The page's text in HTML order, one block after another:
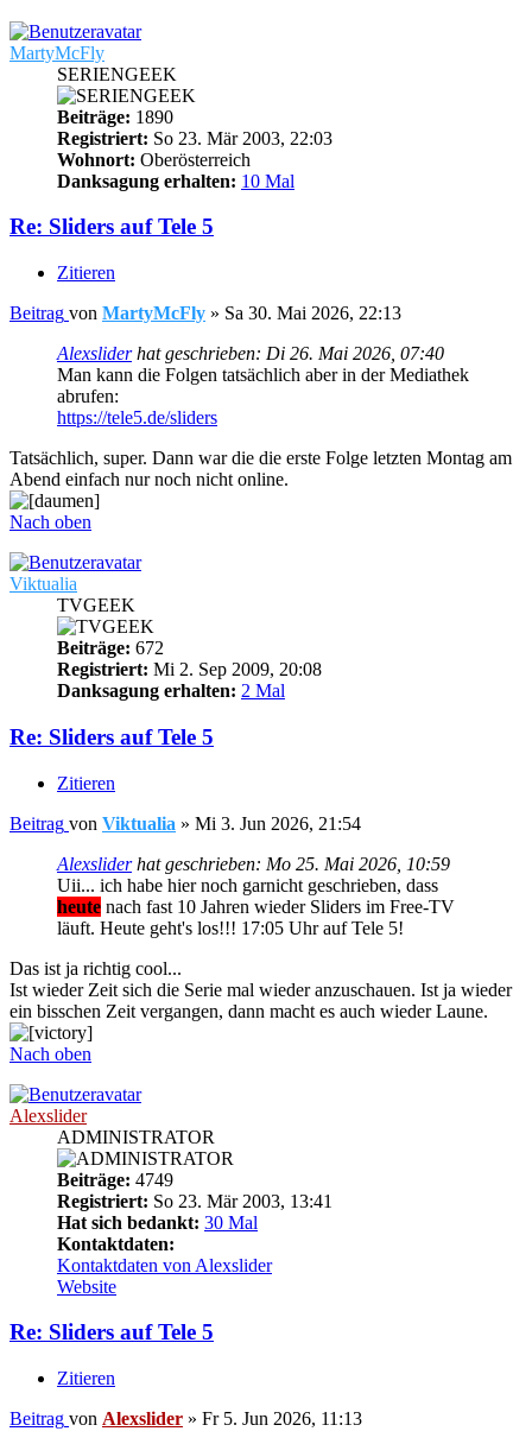
MartyMcFly
SERIENGEEK
Beiträge: 1890
Registriert: So 23. Mär 2003, 22:03
Wohnort: Oberösterreich
Danksagung erhalten: 10 Mal
Re: Sliders auf Tele 5
Zitieren
Beitrag von MartyMcFly » Sa 30. Mai 2026, 22:13
Alexsliderhat geschrieben: Di 26. Mai 2026, 07:40
Man kann die Folgen tatsächlich aber in der Mediathek
abrufen:
https://tele5.de/sliders
Tatsächlich, super. Dann war die die erste Folge letzten Montag am
Abend einfach nur noch nicht online.
Nach oben
Viktualia
TVGEEK
Beiträge: 672
Registriert: Mi 2. Sep 2009, 20:08
Danksagung erhalten: 2 Mal
Re: Sliders auf Tele 5
Zitieren
Beitrag von Viktualia » Mi 3. Jun 2026, 21:54
Alexsliderhat geschrieben: Mo 25. Mai 2026, 10:59
Uii... ich habe hier noch garnicht geschrieben, dass
heute nach fast 10 Jahren wieder Sliders im Free-TV
läuft. Heute geht's los!!! 17:05 Uhr auf Tele 5!
Das ist ja richtig cool...
Ist wieder Zeit sich die Serie mal wieder anzuschauen. Ist ja wieder
ein bisschen Zeit vergangen, dann macht es auch wieder Laune.
Nach oben
Alexslider
ADMINISTRATOR
Beiträge: 4749
Registriert: So 23. Mär 2003, 13:41
Hat sich bedankt: 30 Mal
Kontaktdaten:
Kontaktdaten von Alexslider
Website
Re: Sliders auf Tele 5
Zitieren
Beitrag von Alexslider » Fr 5. Jun 2026, 11:13